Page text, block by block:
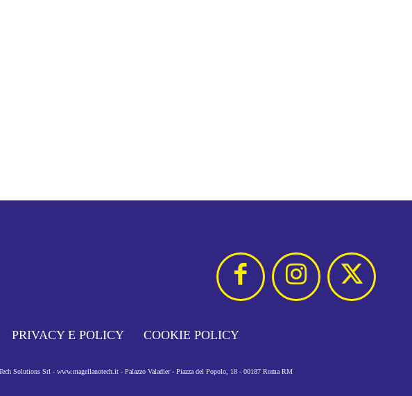
PRIVACY E POLICY COOKIE POLICY
Solutions Srl - www.magellanotech.it - Palazzo Valadier - Piazza del Popolo, 18 - 00187 Roma RM